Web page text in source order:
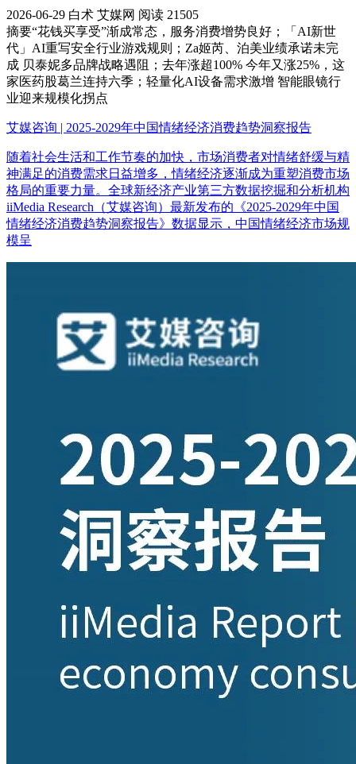
2026-06-29 白术 艾媒网 阅读 21505
摘要“花钱买享受”渐成常态，服务消费增势良好；「AI新世
代」AI重写安全行业游戏规则；Za姬芮、泊美业绩承诺未完
成 贝泰妮多品牌战略遇阻；去年涨超100% 今年又涨25%，这
家医药股葛兰连持六季；轻量化AI设备需求激增 智能眼镜行
业迎来规模化拐点
艾媒咨询 | 2025-2029年中国情绪经济消费趋势洞察报告
随着社会生活和工作节奏的加快，市场消费者对情绪舒缓与精
神满足的消费需求日益增多，情绪经济逐渐成为重塑消费市场
格局的重要力量。全球新经济产业第三方数据挖掘和分析机构
iiMedia Research（艾媒咨询）最新发布的《2025-2029年中国
情绪经济消费趋势洞察报告》数据显示，中国情绪经济市场规
模呈